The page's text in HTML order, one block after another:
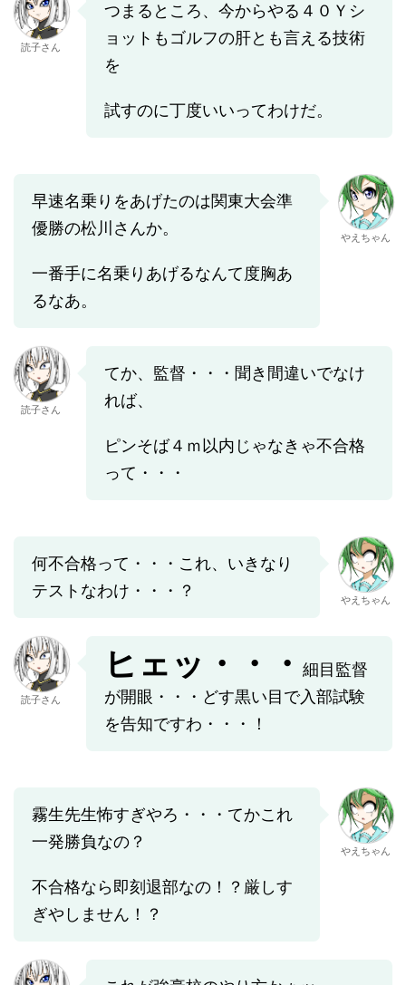
読子さん
つまるところ、今からやる４０Ｙシ
ョットもゴルフの肝とも言える技術
を
試すのに丁度いいってわけだ。
早速名乗りをあげたのは関東大会準
優勝の松川さんか。
一番手に名乗りあげるなんて度胸あ
るなあ。
やえちゃん
読子さん
てか、監督・・・聞き間違いでなけ
れば、
ピンそば４ｍ以内じゃなきゃ不合格
って・・・
何不合格って・・・これ、いきなり
テストなわけ・・・？
やえちゃん
読子さん
ヒェッ・・・
細目監督
が開眼・・・どす黒い目で入部試験
を告知ですわ・・・！
霧生先生怖すぎやろ・・・てかこれ
一発勝負なの？
不合格なら即刻退部なの！？厳しす
ぎやしません！？
やえちゃん